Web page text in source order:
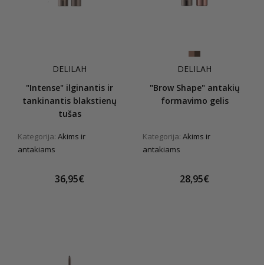
DELILAH
"Intense" ilginantis ir
tankinantis blakstienų
tušas
Kategorija: Akims ir
antakiams
36,95€
DELILAH
"Brow Shape" antakių
formavimo gelis
Kategorija: Akims ir
antakiams
28,95€